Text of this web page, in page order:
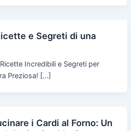
e Segreti di una
Incredibili e Segreti per
Preziosa! […]
i Cardi al Forno: Un